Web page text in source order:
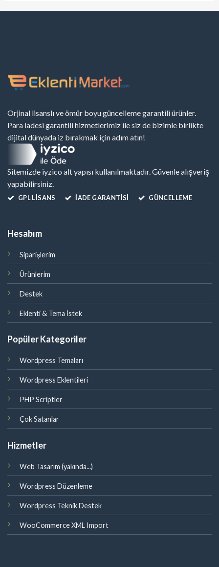
Orjinal lisanslı ve ömür boyu güncelleme garantili ürünler.
Para iadesi garantili hizmetlerimiz ile siz de bizimle birlikte
dijital dünyada iz bırakmak için adım atın!
Sitemizde iyzico alt yapısı kullanılmaktadır. Güvenle alışveriş
yapabilirsiniz.
GPL LISANS İADE GARANTİSİ GÜNCELLEME
Hesabım
Siparişlerim
Ürünlerim
Destek
Eklenti & Tema İstek
Popüler Kategoriler
Wordpress Temaları
Wordpress Eklentileri
PHP Scriptler
Çok Satanlar
Hizmetler
Web Tasarım (yakında...)
Wordpress Düzenleme
Wordpress Teknik Destek
WooCommerce XML Import